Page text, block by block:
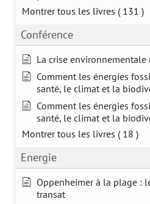
Montrer tous les livres ( 131 )
Conférence
La crise environnementale
Comment les énergies
santé, le climat et la
Comment les énergies
santé, le climat et la
Montrer tous les livres ( 18 )
Energie
Oppenheimer à la plage :
transat